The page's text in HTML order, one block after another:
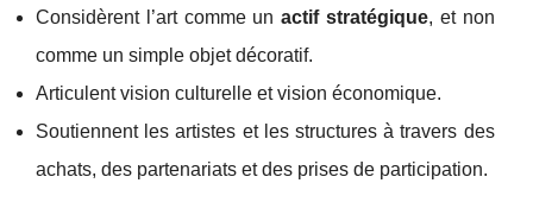
Considèrent l’art comme unactif stratégique, et non
comme un simple objet décoratif.
Articulent vision culturelle et vision économique.
Soutiennent les artistes et les structures à travers des
achats, des partenariats et des prises de participation.